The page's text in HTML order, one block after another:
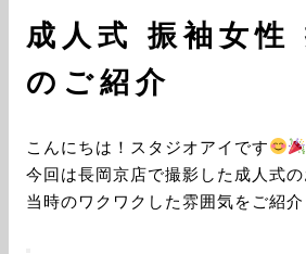
成人式 振袖女性
のご紹介
こんにちは！スタジオアイです
今回は長岡京店で撮影した成人式の
当時のワクワクした雰囲気をご紹